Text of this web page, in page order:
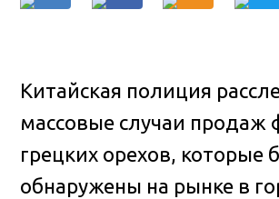
Китайская полиция
массовые случаи
грецких орехов, которые
обнаружены на рынке в